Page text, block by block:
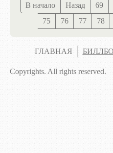
В начало Назад 69
75
76 77 78
ГЛАВНАЯ
Copyrights. All rights reserved.